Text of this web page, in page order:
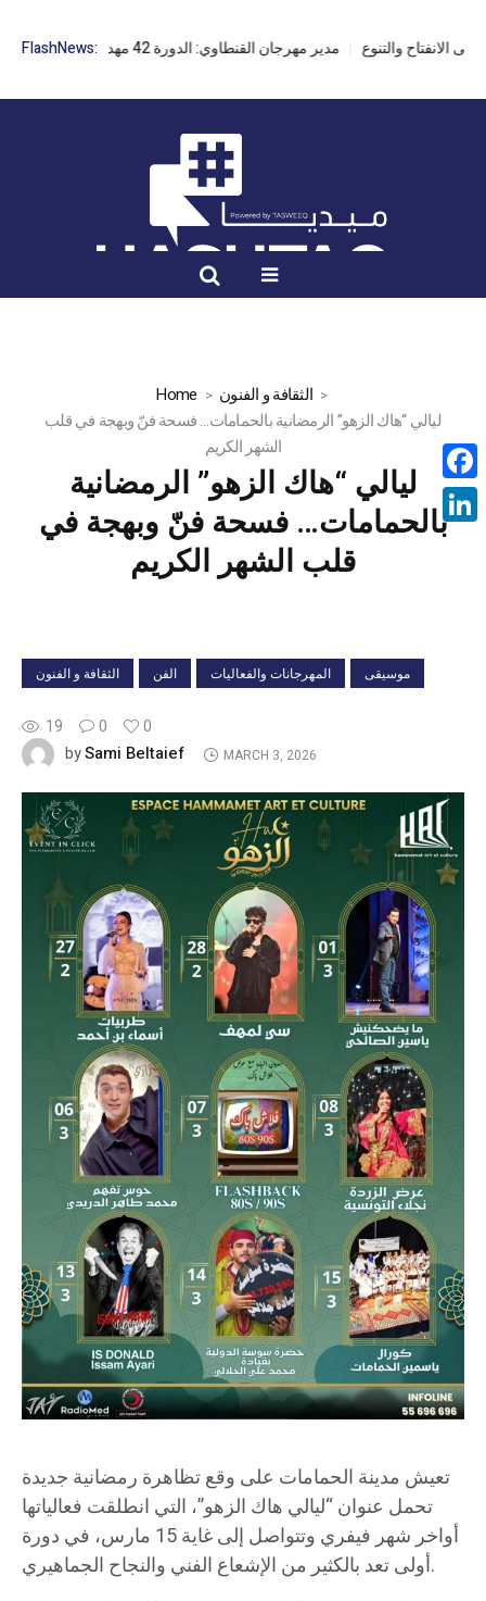
FlashNews: مدير مهرجان القنطاوي: الدورة 42 مهددة بسبب تأخر التراخيص
Home
الثقافة و الفنون
ليالي “هاك الزهو” الرمضانية بالحمامات… فسحة فنّ وبهجة في قلب
الشهر الكريم
ليالي “هاك الزهو” الرمضانية
بالحمامات… فسحة فنّ وبهجة في
قلب الشهر الكريم
الثقافة و الفنون الفن المهرجانات والفعاليات موسيقى
19 0
0
bySami Beltaief MARCH 3, 2026
تعيش مدينة الحمامات على وقع تظاهرة رمضانية جديدة
تحمل عنوان “ليالي هاك الزهو”، التي انطلقت فعالياتها
أواخر شهر فيفري وتتواصل إلى غاية 15 مارس، في دورة
أولى تعد بالكثير من الإشعاع الفني والنجاح الجماهيري.